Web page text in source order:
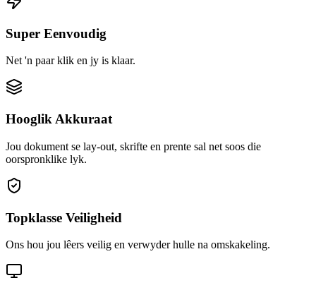
Super Eenvoudig
Net 'n paar klik en jy is klaar.
Hooglik Akkuraat
Jou dokument se lay-out, skrifte en prente sal net soos die
oorspronklike lyk.
Topklasse Veiligheid
Ons hou jou lêers veilig en verwyder hulle na omskakeling.